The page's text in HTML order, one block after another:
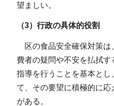
望ましい。
（3）行政の具体的役割
区の食品安全確保対策は
費者の疑問や不安を払拭す
指導を行うことを基本とし
て、その要望に積極的に
がある。